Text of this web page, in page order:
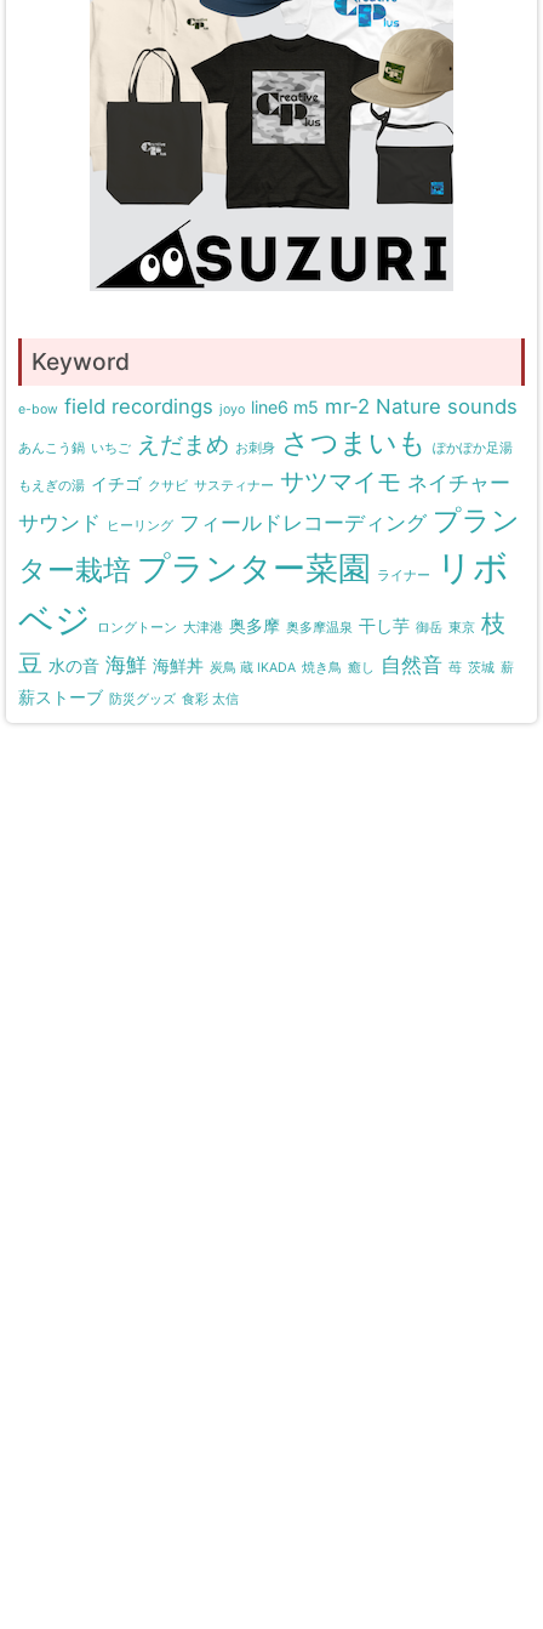
Keyword
e-bow field recordings joyo line6 m5 mr-2 Nature sounds
あんこう鍋 いちご えだまめ お刺身 さつまいも ぽかぽか足湯
もえぎの湯 イチゴ クサビ サスティナー サツマイモ ネイチャー
サウンド
ヒーリング フィールドレコーディング プラン
ター栽培 プランター菜園 ライナー
リボ
ベジ
ロングトーン 大津港 奥多摩 奥多摩温泉 干し芋 御岳 東京 枝
豆 水の音 海鮮 海鮮丼 炭鳥 蔵 IKADA 焼き鳥 癒し 自然音 苺 茨城 薪
薪ストーブ 防災グッズ 食彩 太信